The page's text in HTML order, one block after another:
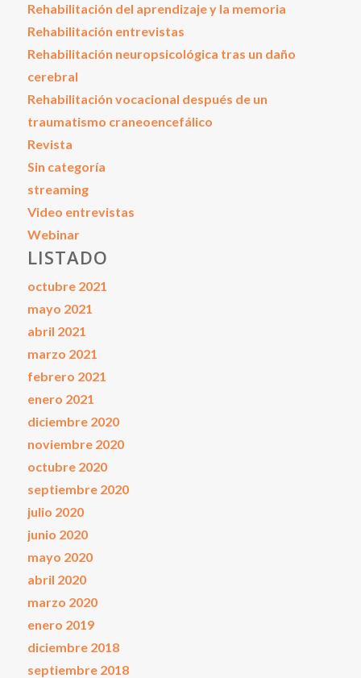
Rehabilitación del aprendizaje y la memoria
Rehabilitación entrevistas
Rehabilitación neuropsicológica tras un daño
cerebral
Rehabilitación vocacional después de un
traumatismo craneoencefálico
Revista
Sin categoría
streaming
Video entrevistas
Webinar
LISTADO
octubre 2021
mayo 2021
abril 2021
marzo 2021
febrero 2021
enero 2021
diciembre 2020
noviembre 2020
octubre 2020
septiembre 2020
julio 2020
junio 2020
mayo 2020
abril 2020
marzo 2020
enero 2019
diciembre 2018
septiembre 2018